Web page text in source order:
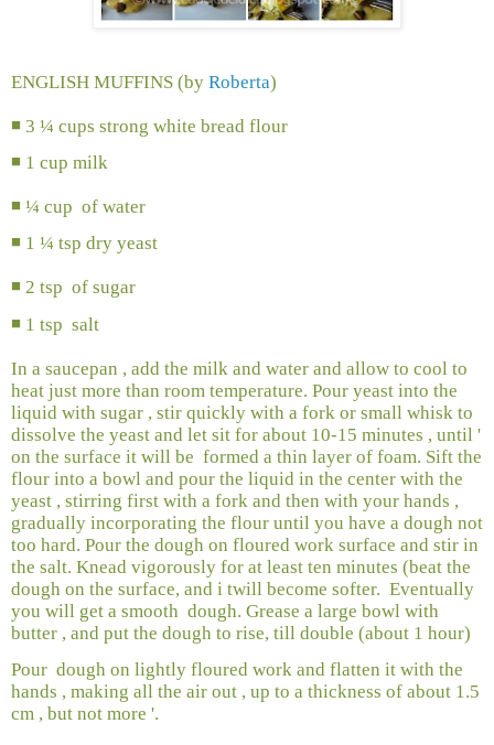
ENGLISH MUFFINS (by Roberta)
◾ 3 ¼ cups strong white bread flour
◾ 1 cup milk
◾ ¼ cup of water
◾ 1 ¼ tsp dry yeast
◾ 2 tsp of sugar
◾ 1 tsp salt
In a saucepan , add the milk and water and allow to cool to
heat just more than room temperature. Pour yeast into the
liquid with sugar , stir quickly with a fork or small whisk to
dissolve the yeast and let sit for about 10-15 minutes , until '
on the surface it will be formed a thin layer of foam. Sift the
flour into a bowl and pour the liquid in the center with the
yeast , stirring first with a fork and then with your hands ,
gradually incorporating the flour until you have a dough not
too hard. Pour the dough on floured work surface and stir in
the salt. Knead vigorously for at least ten minutes (beat the
dough on the surface, and i twill become softer. Eventually
you will get a smooth dough. Grease a large bowl with
butter , and put the dough to rise, till double (about 1 hour)
Pour dough on lightly floured work and flatten it with the
hands , making all the air out , up to a thickness of about 1.5
cm , but not more '.